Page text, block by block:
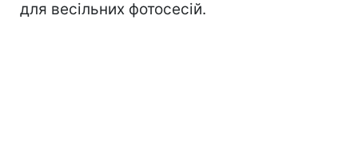
для весільних фотосесій.